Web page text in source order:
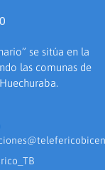
se sitúa en la
las comunas de